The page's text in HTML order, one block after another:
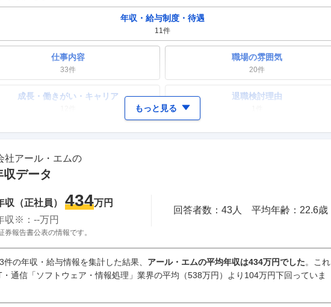
年収・給与制度・待遇
11 件
仕事内容
33件
職場の雰囲気
20件
成長・働きがい・キャリア 退職検討理由
ワークライフバランス 女性の活躍・働きやすさ
人事・評価制度 入社理由・入社後ギャップ
選考に関するクチコミ
中途採用面接・選考 新卒採用面接・選考
もっと見る
社アール・エムの
収データ
収（正社員） 434万円
収※： --万円
回答者数：43 人 平均年齢： 22.6歳
券報告書公表の情報です。
件の年収・給与情報を集計した結果、 アール・エムの平均年収は434万円でした。これ
・通信「ソフトウェア・情報処理」業界の平均（538万円）より104万円下回っていま